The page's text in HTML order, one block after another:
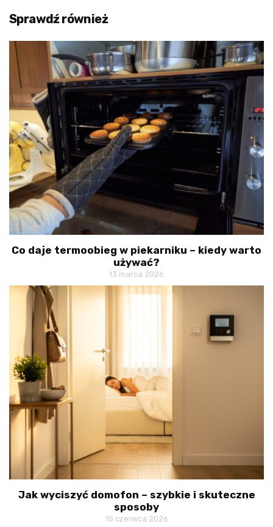
Sprawdź również
Co daje termoobieg w piekarniku – kiedy warto
używać?
13 marca 2026
Jak wyciszyć domofon – szybkie i skuteczne
sposoby
15 czerwca 2026